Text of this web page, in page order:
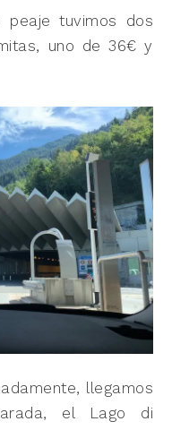
tuvimos dos
uno de 36€ y
llegamos
el Lago di